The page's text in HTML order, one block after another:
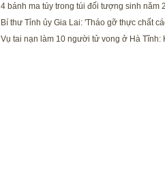
4 bánh ma túy trong túi đối tượng sinh năm
Bí thư Tỉnh ủy Gia Lai: 'Tháo gỡ thực chất
Vụ tai nạn làm 10 người tử vong ở Hà Tĩnh: